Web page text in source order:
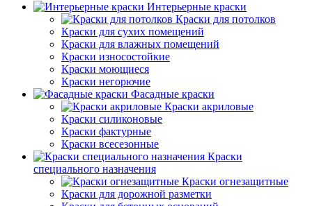
Интерьерные краски
Краски для потолков
Краски для сухих помещений
Краски для влажных помещений
Краски износостойкие
Краски моющиеся
Краски негорючие
Фасадные краски
Краски акриловые
Краски силиконовые
Краски фактурные
Краски всесезонные
Краски
специального назначения
Краски огнезащитные
Краски для дорожной разметки